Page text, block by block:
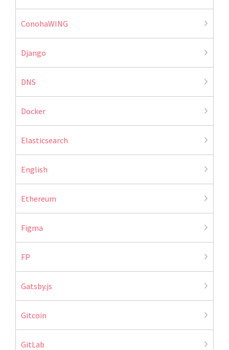
ConohaWING
Django
DNS
Docker
Elasticsearch
English
Ethereum
Figma
FP
Gatsby.js
Gitcoin
GitLab